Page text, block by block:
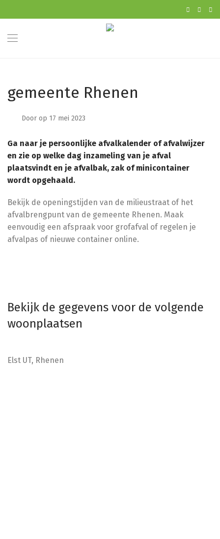
gemeente Rhenen
Door op 17 mei 2023
Ga naar je persoonlijke afvalkalender of afvalwijzer
en zie op welke dag inzameling van je afval
plaatsvindt en je afvalbak, zak of minicontainer
wordt opgehaald.
Bekijk de openingstijden van de milieustraat of het
afvalbrengpunt van de gemeente Rhenen. Maak
eenvoudig een afspraak voor grofafval of regelen je
afvalpas of nieuwe container online.
Bekijk de gegevens voor de volgende
woonplaatsen
Elst UT, Rhenen